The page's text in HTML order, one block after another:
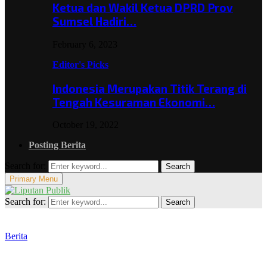
Ketua dan Wakil Ketua DPRD Prov
Sumsel Hadiri…
Editor's Picks
Indonesia Merupakan Titik Terang di
Tengah Kesuraman Ekonomi…
Posting Berita
Search
Primary Menu
Search for: Search
Berita